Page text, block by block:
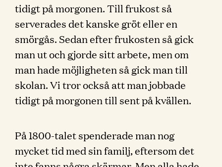
tidigt på morgonen. Till frukost så
serverades det kanske gröt eller en
smörgås. Sedan efter frukosten så gick
man ut och gjorde sitt arbete, men om
man hade möjligheten så gick man till
skolan. Vi tror också att man jobbade
tidigt på morgonen till sent på kvällen.
På 1800-talet spenderade man nog
mycket tid med sin familj, eftersom det